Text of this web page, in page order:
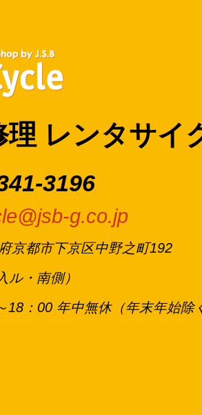
理 レンタサイ
3196
g.co.jp
京都市下京区中野之町192
ル・南側）
18：00 年中無休（年末年始除